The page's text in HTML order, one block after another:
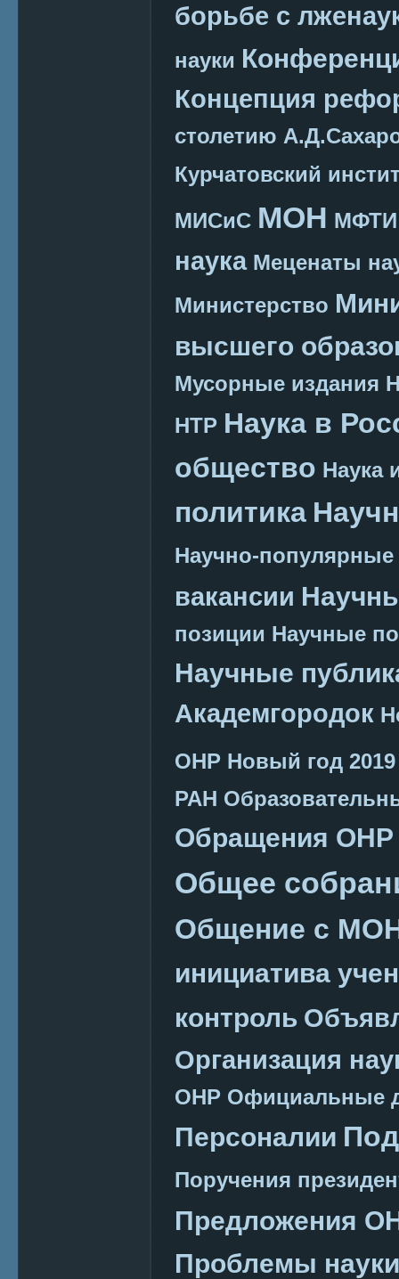
борьбе с
науки
Концепция
столетию
Курчатовский
МИСиС МОН МФТИ
наука Меценаты
Министерство
высшего
Мусорные издания
НТР Наука в
общество Наука
политика
Научно-
вакансии
позиции Научные
Научные
Академгородок
ОНР Новый год 2019
РАН
Обращения ОНР
Общее
Общение с
инициатива
контроль
Организация
ОНР Официальные
Персоналии
Поручения
Предложения
Проблемы науки